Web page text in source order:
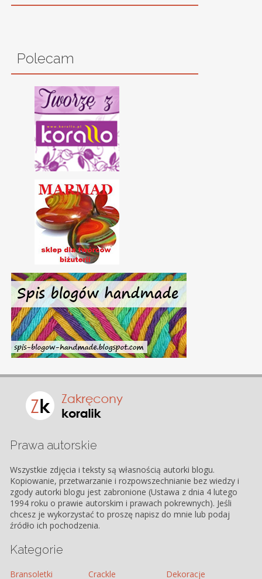
Polecam
Prawa autorskie
Wszystkie zdjęcia i teksty są własnością autorki blogu.
Kopiowanie, przetwarzanie i rozpowszechnianie bez wiedzy i
zgody autorki blogu jest zabronione (Ustawa z dnia 4 lutego
1994 roku o prawie autorskim i prawach pokrewnych). Jeśli
chcesz je wykorzystać to proszę napisz do mnie lub podaj
źródło ich pochodzenia.
Kategorie
Bransoletki Crackle Dekoracje